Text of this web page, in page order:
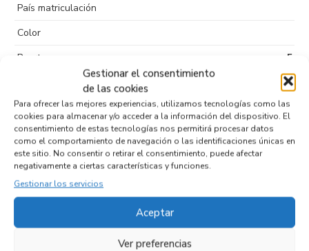
Gestionar el consentimiento
de las cookies
Para ofrecer las mejores experiencias, utilizamos tecnologías como las
cookies para almacenar y/o acceder a la información del dispositivo. El
consentimiento de estas tecnologías nos permitirá procesar datos
como el comportamiento de navegación o las identificaciones únicas en
este sitio. No consentir o retirar el consentimiento, puede afectar
negativamente a ciertas características y funciones.
Gestionar los servicios
Aceptar
Ver preferencias
País matriculación
Color
Puertas
5
108.000
Tipo de
combustible
Diesel
Código motor
CUPA
Código cambio
Productos relacionados